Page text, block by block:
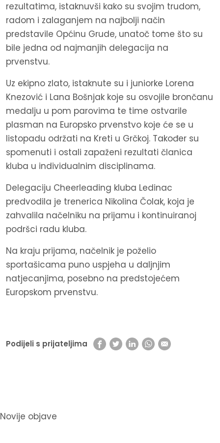
rezultatima, istaknuvši kako su svojim trudom,
radom i zalaganjem na najbolji način
predstavile Općinu Grude, unatoč tome što su
bile jedna od najmanjih delegacija na
prvenstvu.
Uz ekipno zlato, istaknute su i juniorke Lorena
Knezović i Lana Bošnjak koje su osvojile brončanu
medalju u pom parovima te time ostvarile
plasman na Europsko prvenstvo koje će se u
listopadu održati na Kreti u Grčkoj. Također su
spomenuti i ostali zapaženi rezultati članica
kluba u individualnim disciplinama.
Delegaciju Cheerleading kluba Ledinac
predvodila je trenerica Nikolina Čolak, koja je
zahvalila načelniku na prijamu i kontinuiranoj
podršci radu kluba.
Na kraju prijama, načelnik je poželio
sportašicama puno uspjeha u daljnjim
natjecanjima, posebno na predstojećem
Europskom prvenstvu.
Podijeli s prijateljima
Navigacija
Novije objave